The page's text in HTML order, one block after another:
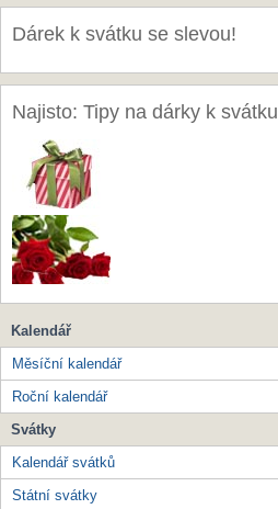
Dárek k svátku se slevou!
Najisto: Tipy na dárky k svátku
Kalendář
Měsíční kalendář
Roční kalendář
Svátky
Kalendář svátků
Státní svátky